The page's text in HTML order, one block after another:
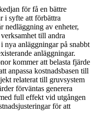
för få en bättre
i syfte att förbättra
nedläggning av enheter,
till andra
nya anläggningar på snabbt
anläggningar.
kommer att belasta fjärde
anpassa kostnadsbasen till
relaterat till gruvsystem
förväntas generera
full effekt vid utgången
för att